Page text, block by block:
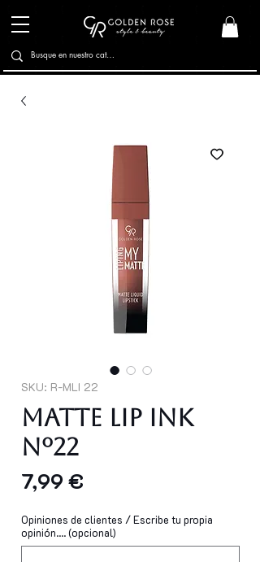
SKU: R-MLI 22
Matte Lip Ink
Nº22
7,99 €
Opiniones de clientes / Escribe tu propia
opinión.... (opcional)